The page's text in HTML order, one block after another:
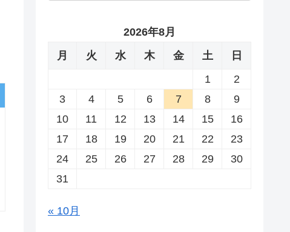
2026年8月
月
火 水 木 金 土
日
1
2
3
4 5 6 7 8
9
10
11 12 13 14 15
16
17
18 19 20 21 22
23
24
25 26 27 28 29
30
31
« 10月